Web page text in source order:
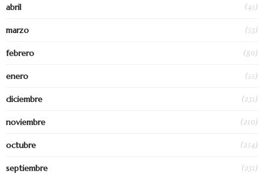
abril (45)
marzo (53)
febrero (80)
enero (55)
diciembre (231)
noviembre (210)
octubre (254)
septiembre (231)